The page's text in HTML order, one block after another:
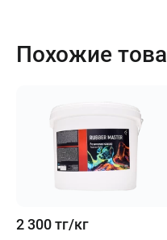
Похожие
2 300 тг/кг